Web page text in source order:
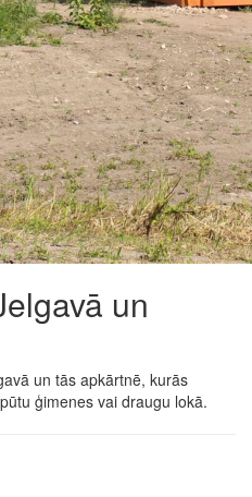
un
un tās apkārtnē, kurās
ģimenes vai draugu lokā.